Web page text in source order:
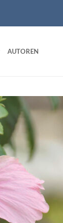
AUTOREN